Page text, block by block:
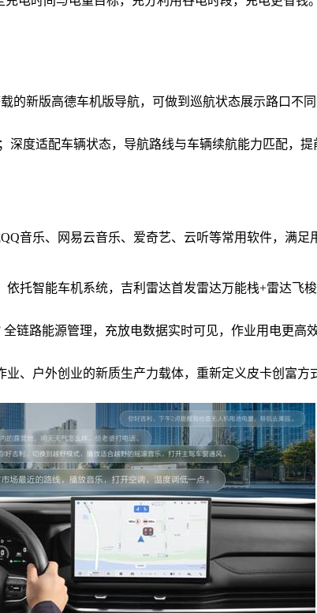
的新版高德车机版导航，可做到巡航状态展示路口不同
深度适配车辆状态，导航路线与车辆续航能力匹配，
音乐、网易云音乐、爱奇艺、云听等常用软件，满足
依托智能车机系统，吉利雷达首发雷达万能栈+雷达飞
全链路能源管理，充放电数据实时可见，作业用电更高
、户外创业的新质生产力载体，重新定义皮卡创富方